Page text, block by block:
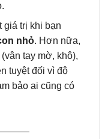
giá trị khi bạn
nhỏ. Hơn nữa,
(vân tay mờ, khô),
tuyệt đối vì độ
bảo ai cũng có